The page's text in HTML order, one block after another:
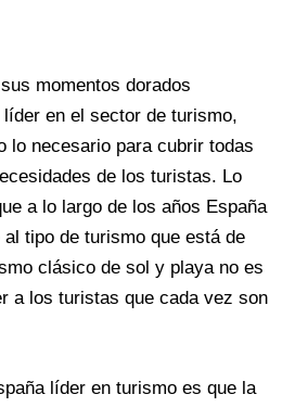
momentos dorados
en el sector de turismo,
lo necesario para cubrir todas
de los turistas. Lo
a lo largo de los años España
tipo de turismo que está de
clásico de sol y playa no es
a los turistas que cada vez son
líder en turismo es que la